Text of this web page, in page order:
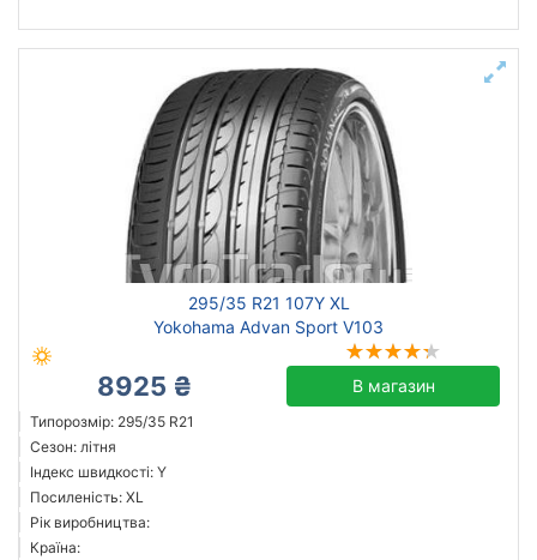
295/35 R21 107Y XL
Yokohama Advan Sport V103
8925 ₴ В магазин
Типорозмір: 295/35 R21
Сезон: літня
Індекс швидкості: Y
Посиленість: XL
Рік виробництва:
Країна:
Pirelli
Тип транспортного засобу
позашляховик
Посилена шина
Скинути Підібрати